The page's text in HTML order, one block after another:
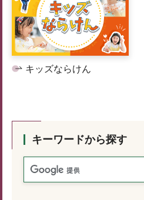
キッズならけん
キーワードから探す